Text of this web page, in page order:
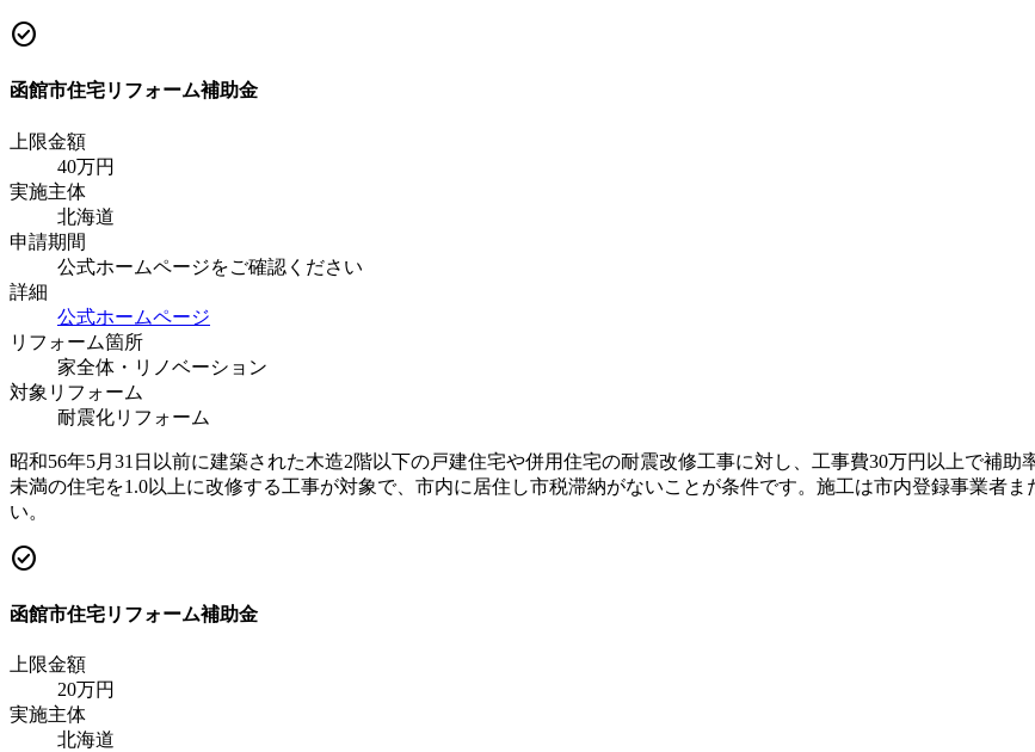
check_circle
函館市住宅リフォーム補助金
上限金額
40万円
実施主体
北海道
申請期間
公式ホームページをご確認ください
詳細
公式ホームページ
リフォーム箇所
家全体・リノベーション
対象リフォーム
耐震化リフォーム
昭和56年5月31日以前に建築された木造2階以下の戸建住宅や併用住宅の耐震改修工事に対し、工事費30万円以上で補
未満の住宅を1.0以上に改修する工事が対象で、市内に居住し市税滞納がないことが条件です。施工は市内登録事業者
い。
check_circle
函館市住宅リフォーム補助金
上限金額
20万円
実施主体
北海道